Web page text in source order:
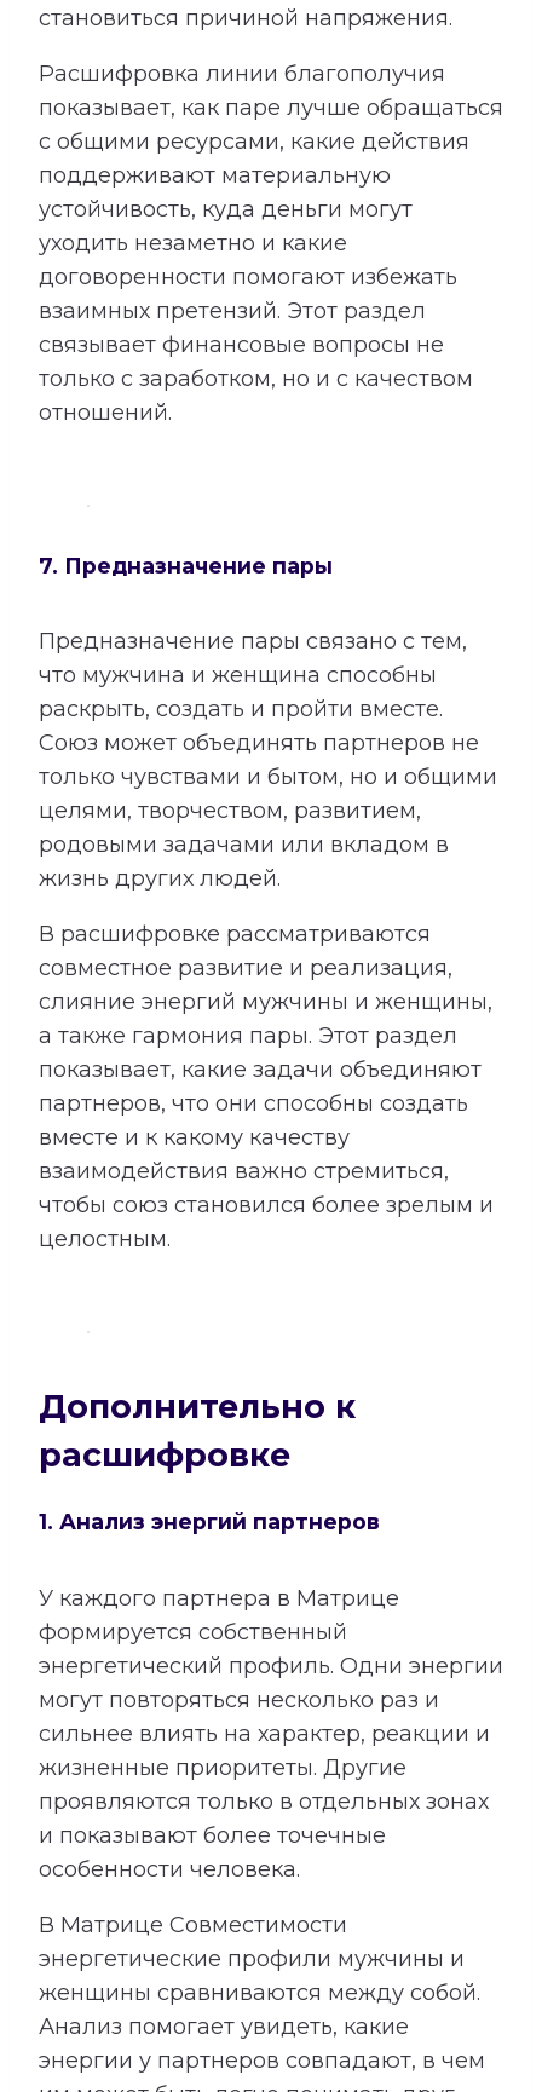
становиться причиной напряжения.
Расшифровка линии благополучия
показывает, как паре лучше обращаться
с общими ресурсами, какие действия
поддерживают материальную
устойчивость, куда деньги могут
уходить незаметно и какие
договоренности помогают избежать
взаимных претензий. Этот раздел
связывает финансовые вопросы не
только с заработком, но и с качеством
отношений.
7. Предназначение пары
Предназначение пары связано с тем,
что мужчина и женщина способны
раскрыть, создать и пройти вместе.
Союз может объединять партнеров не
только чувствами и бытом, но и общими
целями, творчеством, развитием,
родовыми задачами или вкладом в
жизнь других людей.
В расшифровке рассматриваются
совместное развитие и реализация,
слияние энергий мужчины и женщины,
а также гармония пары. Этот раздел
показывает, какие задачи объединяют
партнеров, что они способны создать
вместе и к какому качеству
взаимодействия важно стремиться,
чтобы союз становился более зрелым и
целостным.
Дополнительно к
расшифровке
1. Анализ энергий партнеров
У каждого партнера в Матрице
формируется собственный
энергетический профиль. Одни энергии
могут повторяться несколько раз и
сильнее влиять на характер, реакции и
жизненные приоритеты. Другие
проявляются только в отдельных зонах
и показывают более точечные
особенности человека.
В Матрице Совместимости
энергетические профили мужчины и
женщины сравниваются между собой.
Анализ помогает увидеть, какие
энергии у партнеров совпадают, в чем